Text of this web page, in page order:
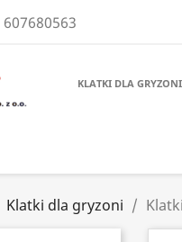
607680563
KLATKI DLA GRYZONI
Klatki dla gryzoni